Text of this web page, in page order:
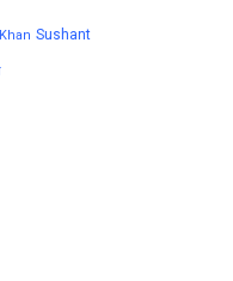
Sushant